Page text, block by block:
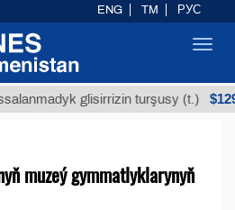
glisirrizin turşusy (t.) $12935,18
muzeý gymmatlyklarynyň
ENG TM РУС